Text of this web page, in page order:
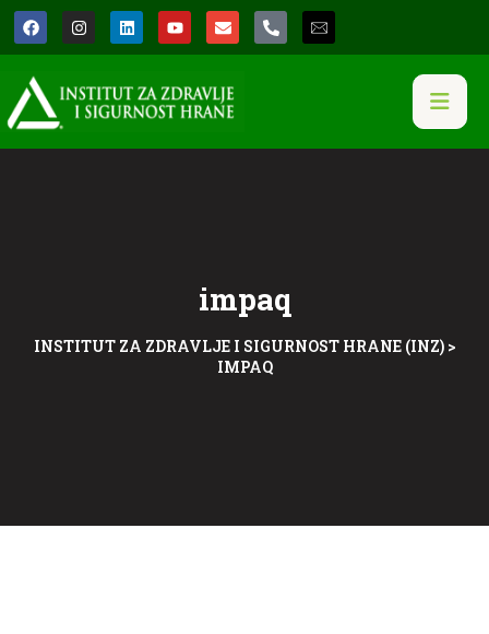
impaq
INSTITUT ZA ZDRAVLJE I SIGURNOST HRANE (INZ)>
IMPAQ